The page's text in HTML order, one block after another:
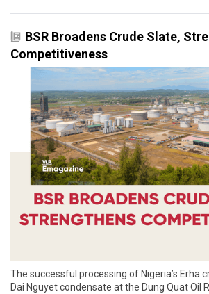
BSR Broadens Crude Slate,
Competitiveness
The successful processing of Nigeria’s Erha
Dai Nguyet condensate at the Dung Quat Oil